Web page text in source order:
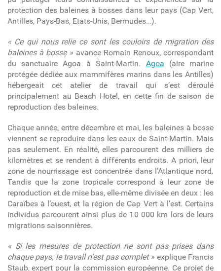
protection des baleines à bosses dans leur pays (Cap Vert,
Antilles, Pays-Bas, Etats-Unis, Bermudes…).
« Ce qui nous relie ce sont les couloirs de migration des
baleines à bosse » avance Romain Renoux, correspondant
du sanctuaire Agoa à Saint-Martin. Agoa
(aire marine
protégée dédiée aux mammifères marins dans les Antilles)
hébergeait cet atelier de travail qui s’est déroulé
principalement au Beach Hotel, en cette fin de saison de
reproduction des baleines.
Chaque année, entre décembre et mai, les baleines à bosse
viennent se reproduire dans les eaux de Saint-Martin. Mais
pas seulement. En réalité, elles parcourent des milliers de
kilomètres et se rendent à différents endroits. A priori, leur
zone de nourrissage est concentrée dans l’Atlantique nord.
Tandis que la zone tropicale correspond à leur zone de
reproduction et de mise bas, elle-même divisée en deux : les
Caraïbes à l’ouest, et la région de Cap Vert à l’est. Certains
individus parcourent ainsi plus de 10 000 km lors de leurs
migrations saisonnières.
« Si les mesures de protection ne sont pas prises dans
chaque pays, le travail n’est pas complet » explique Francis
Staub, expert pour la commission européenne. Ce projet de